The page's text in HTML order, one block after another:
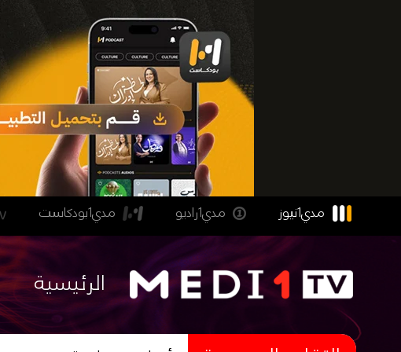
مدي1بودكاست مدي1راديو مدي1نيوز
الرئيسية